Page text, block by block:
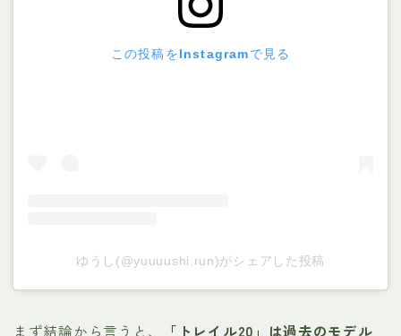
この投稿をInstagramで見る
ゆうし(@yuuuushi.run)がシェアした投稿
まず結論から言うと、
「トレイル20」は過去のモデル